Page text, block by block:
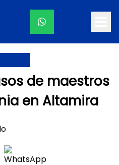
de maestros
en Altamira